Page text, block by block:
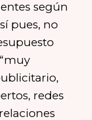
según
pues, no
redes